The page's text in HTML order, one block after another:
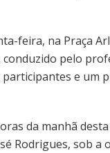
feira, na Praça
pelo
e um
da manhã
Rodrigues, sob